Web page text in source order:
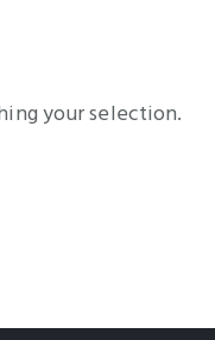
your selection.